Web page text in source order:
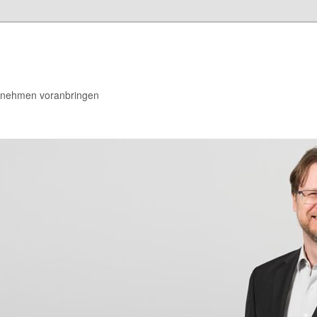
voranbringen